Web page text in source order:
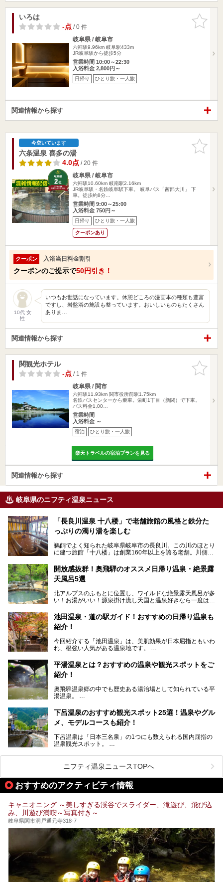
お気に入
りに追加
いろは
-点/ 0 件
岐阜県 / 岐阜市
六軒駅9.96km 岐阜駅433m
JR岐阜駅から徒歩5分
営業時間 10:00～22:30
入浴料金 2,800円～
日帰り ひとり旅・一人旅
関連情報から探す
お気に入
りに追加
今空いています
六条温泉 喜多の湯
4.0点/ 20 件
岐阜県 / 岐阜市
六軒駅10.60km 岐南駅2.16km
JR岐阜駅・名鉄岐阜駅下車。 岐阜バス「茜部大川」 下
車。徒歩約8分…
営業時間 9:00～25:00
入浴料金 750円～
日帰り ひとり旅・一人旅
クーポンあり
クーポン 入浴当日料金割引
クーポンのご提示で50円引き！
10代 女
性
いつもお世話になっています。休憩どころの漫画本の種類も豊富
ですし、岩盤浴の施設も整っています。おいしいものもたくさん
ありま…
関連情報から探す
お気に入
りに追加
関観光ホテル
-点/ 1 件
岐阜県 / 関市
六軒駅11.93km 関市役所前駅1.75km
名鉄バスセンターから乗車。栄町1丁目（新関）で下車。
バス料金1,00…
営業時間
入浴料金 ～
宿泊 ひとり旅・一人旅
楽天トラベルの宿泊プランを見る
関連情報から探す
岐阜県のニフティ温泉ニュース
「長良川温泉 十八楼」で老舗旅館の風格と鉄分た
っぷりの濁り湯を楽しむ
鵜飼でよく知られた岐阜県岐阜市の長良川。この川のほとり
に建つ旅館「十八楼」は創業160年以上を誇る老舗。川側の
濁り湯で、地産地消にこだわった食事も定評があります。
そして大浴場は日帰り入浴もできるんですよ。泊まりでも日
岐阜の手仕事に触れる旅とともに楽しんでみてはいかがでし
ょう！
───
提供元：岐阜県【PR】
この記事は岐阜県のPR記事です。
開放感抜群！奥飛騨のオススメ日帰り温泉・絶景露
天風呂5選
北アルプスのふもとに位置し、ワイルドな絶景露天風呂が多
い！お湯がいい！源泉掛け流し天国と温泉好きなら一度は行
「平湯温泉」「福地温泉」「新平湯温泉」「栃尾温泉」「新
穂高温泉」と5つの温泉地を総称して奥飛騨温泉郷と呼びま
風呂を5ヶ所ご紹介したいと思います。いずれも素晴らしい
温泉ですよ！
池田温泉・道の駅ガイド！おすすめの日帰り温泉も
紹介！
今回紹介する「池田温泉」は、美肌効果が日本屈指ともいわ
れ、根強い人気がある温泉地です。
温泉旅として利用することができます。
池田温泉には道の駅があるなど、温泉、観光、買い物と、さ
そんな池田温泉の魅力を詳しく紹介していきます！
平湯温泉とは？おすすめの温泉や観光スポットをご
紹介！
奥飛騨温泉郷の中でも歴史ある湯治場として知られている平
湯温泉。
らの利用客も増え、ますます賑わいを見せています。そこで
今回は、平湯温泉の観光スポットとおすすめの温泉施設を紹
介します。気になる温泉をぜひチェックしてみてください。
下呂温泉のおすすめ観光スポット25選！温泉やグル
メ、モデルコースも紹介！
下呂温泉は「日本三名泉」の1つにも数えられる国内屈指の
温泉観光スポット。
のグルメを楽しんだり、周辺にある名所にも足を伸ばしたり
したいもの。
本記事では、下呂温泉エリアにあるおすすめの観光スポット
をご紹介するとともに散策する際のモデルコースもご提案。
下呂温泉観光をたっぷりとガイドします！
ニフティ温泉ニュースTOPへ
おすすめのアクティビティ情報
キャニオニング ～美しすぎる渓谷でスライダー、滝遊び、飛び込
み、川遊び満喫～写真付き～
岐阜県関市洞戸通元寺318-7